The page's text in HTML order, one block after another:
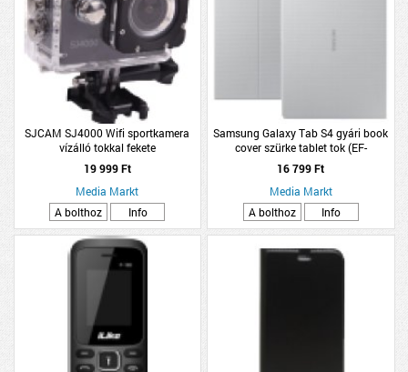
SJCAM SJ4000 Wifi sportkamera
vízálló tokkal fekete
19 999 Ft
Media Markt
A bolthoz
Info
Samsung Galaxy Tab S4 gyári book
cover szürke tablet tok (EF-
BT830PJEGWW)
16 799 Ft
Media Markt
A bolthoz
Info